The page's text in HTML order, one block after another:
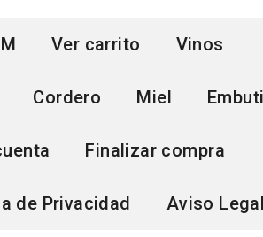
Ver carrito Vinos
Cordero Miel
Finalizar compra
de Privacidad Aviso Legal